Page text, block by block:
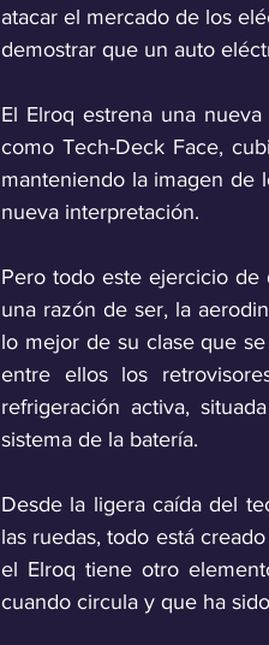
atacar el mercado de los
demostrar que un auto
El Elroq estrena una
como Tech-Deck Face,
manteniendo la imagen de
nueva interpretación.
Pero todo este ejercicio
una razón de ser, la
lo mejor de su clase que
entre ellos los
refrigeración activa,
sistema de la batería.
Desde la ligera caída del
las ruedas, todo está
el Elroq tiene otro
cuando circula y que ha